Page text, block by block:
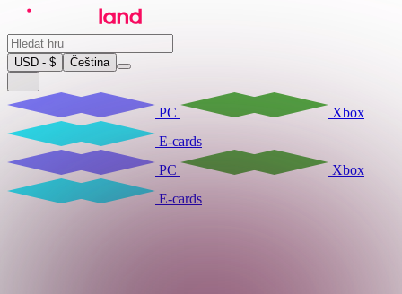
USD - $ Čeština
PC
Xbox
E-cards
PC
Xbox
E-cards